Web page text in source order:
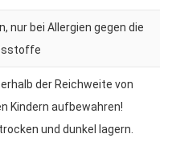
nur bei Allergien gegen die
der Reichweite von
Kindern aufbewahren!
und dunkel lagern.